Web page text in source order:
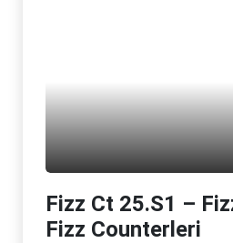
Fizz Ct 25.S1 –
Fizz Counterleri